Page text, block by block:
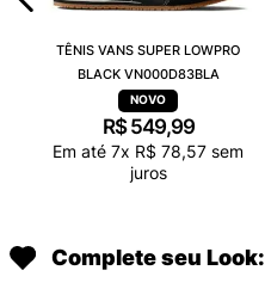
TÊNIS VANS SUPER LOWPRO
BLACK VN000D83BLA
R$ 549,99
Em até 7x R$ 78,57 sem
juros
Complete seu Look: